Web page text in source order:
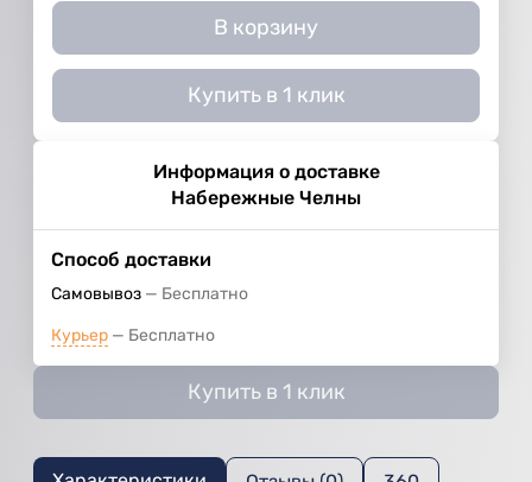
В корзину
Купить в 1 клик
Информация о доставке
Набережные Челны
Способ доставки
Самовывоз Бесплатно
Курьер Бесплатно
Купить в 1 клик